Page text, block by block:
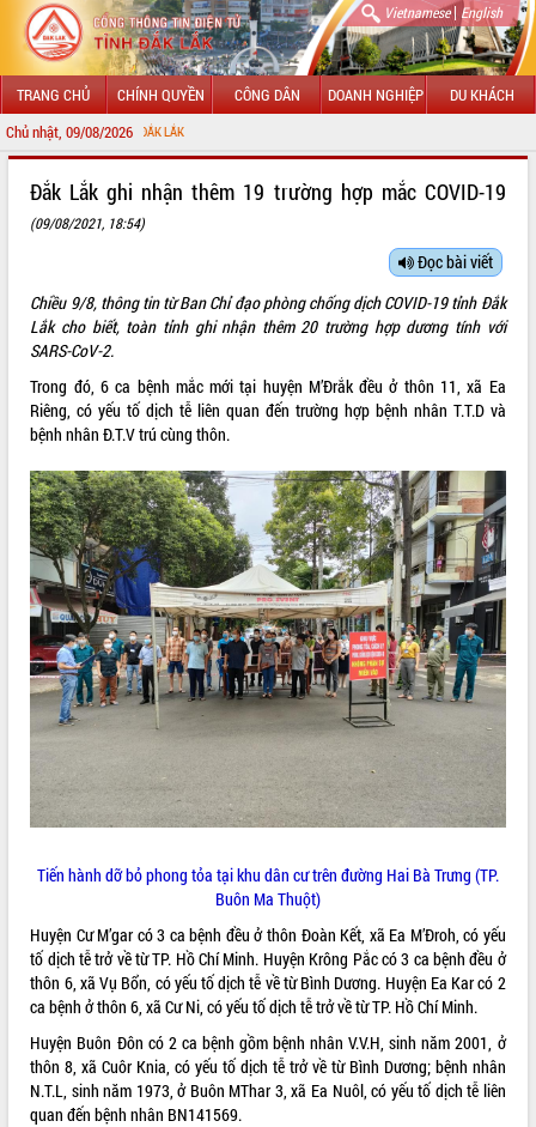
Vietnamese| English
TRANG CHỦ CHÍNH QUYỀN CÔNG DÂN DOANH NGHIỆP DU KHÁCH
Chủ nhật, 09/08/2026
GIỚI THIỆU
LÃNH ĐẠO UBND TỈNH
SỞ, BAN, NGÀNH
THÔNG TIN CHỈ ĐẠO ĐIỀU HÀNH
HỆ THỐNG VĂN BẢN
VĂN BẢN HĐND TỈNH
ĐIỂM TIN VĂN BẢN
QUY HOẠCH - KẾ HOẠCH
Đắk Lắk ghi nhận thêm 19 trường hợp mắc COVID-19
(09/08/2021, 18:54)
Đọc bài viết
Chiều 9/8, thông tin từ Ban Chỉ đạo phòng chống dịch COVID-19 tỉnh Đắk
Lắk cho biết, toàn tỉnh ghi nhận thêm 20 trường hợp dương tính với
SARS-CoV-2.
Trong đó, 6 ca bệnh mắc mới tại huyện M’Đrắk đều ở thôn 11, xã Ea
Riêng, có yếu tố dịch tễ liên quan đến trường hợp bệnh nhân T.T.D và
bệnh nhân Đ.T.V trú cùng thôn.
Tiến hành dỡ bỏ phong tỏa tại khu dân cư trên đường Hai Bà Trưng (TP.
Buôn Ma Thuột)
Huyện Cư M’gar có 3 ca bệnh đều ở thôn Đoàn Kết, xã Ea M’Đroh, có yếu
tố dịch tễ trở về từ TP. Hồ Chí Minh. Huyện Krông Pắc có 3 ca bệnh đều ở
thôn 6, xã Vụ Bổn, có yếu tố dịch tễ về từ Bình Dương. Huyện Ea Kar có 2
ca bệnh ở thôn 6, xã Cư Ni, có yếu tố dịch tễ trở về từ TP. Hồ Chí Minh.
Huyện Buôn Đôn có 2 ca bệnh gồm bệnh nhân V.V.H, sinh năm 2001, ở
thôn 8, xã Cuôr Knia, có yếu tố dịch tễ trở về từ Bình Dương; bệnh nhân
N.T.L, sinh năm 1973, ở Buôn MThar 3, xã Ea Nuôl, có yếu tố dịch tễ liên
quan đến bệnh nhân BN141569.